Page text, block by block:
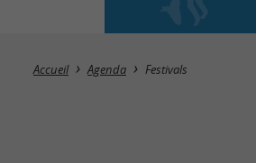
Masquer la carte
Accueil Agenda Festivals